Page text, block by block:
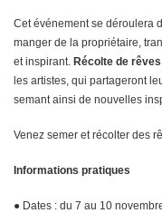
Cet événement se déroulera
manger de la propriétaire,
et inspirant. Récolte de rêves
les artistes, qui partageront
semant ainsi de nouvelles
Venez semer et récolter des
Informations pratiques
● Dates : du 7 au 10